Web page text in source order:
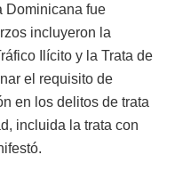
Dominicana fue
incluyeron la
Ilícito y la Trata de
el requisito de
en los delitos de trata
incluida la trata con